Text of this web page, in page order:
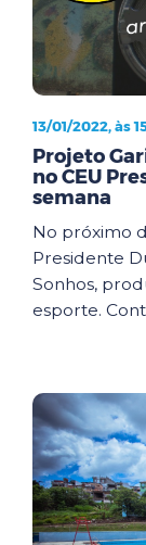
13/01/2022, às
Projeto
no CEU
semana
No próximo
Presidente
Sonhos,
esporte.